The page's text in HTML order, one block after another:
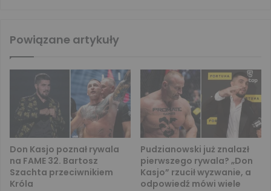
Powiązane artykuły
Don Kasjo poznał rywala
na FAME 32. Bartosz
Szachta przeciwnikiem
Króla
Pudzianowski już znalazł
pierwszego rywala? „Don
Kasjo” rzucił wyzwanie, a
odpowiedź mówi wiele